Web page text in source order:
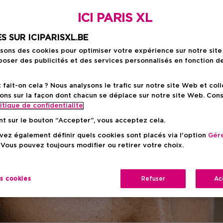
et si l’hyperpigmentation en était la cause ? Soleil,
peuvent marquer la peau sans prévenir.
et lumineux.
ICI PARIS XL
SUR ICIPARISXL.BE
des cookies pour optimiser votre expérience sur notre
des publicités et des services personnalisés en fonction
fait-on cela ? Nous analysons le trafic sur notre site Web et
sur la façon dont chacun se déplace sur notre site Web.
de confidentialite
sur le bouton “Accepter”, vous acceptez cela.
également définir quels cookies sont placés via l'option
Vous pouvez toujours modifier ou retirer votre choix.
cookies Refuser